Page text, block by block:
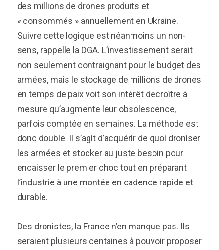
des millions de drones produits et
« consommés » annuellement en Ukraine.
Suivre cette logique est néanmoins un non-
sens, rappelle la DGA. L’investissement serait
non seulement contraignant pour le budget des
armées, mais le stockage de millions de drones
en temps de paix voit son intérêt décroître à
mesure qu’augmente leur obsolescence,
parfois comptée en semaines. La méthode est
donc double. Il s’agit d’acquérir de quoi droniser
les armées et stocker au juste besoin pour
encaisser le premier choc tout en préparant
l’industrie à une montée en cadence rapide et
durable.
Des dronistes, la France n’en manque pas. Ils
seraient plusieurs centaines à pouvoir proposer